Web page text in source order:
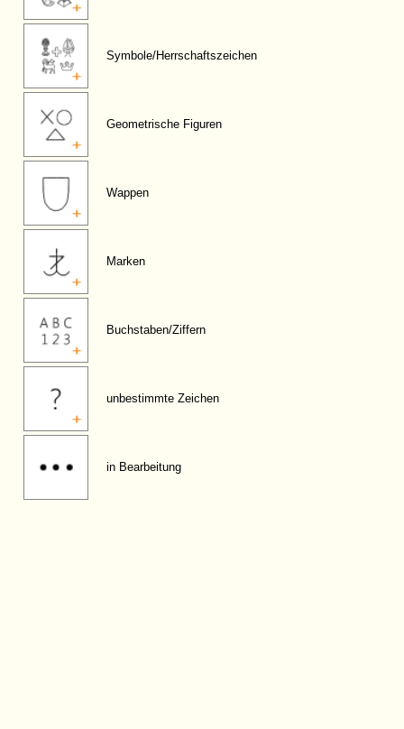
Symbole/Herrschaftszeichen
Geometrische Figuren
Wappen
Marken
Buchstaben/Ziffern
unbestimmte Zeichen
in Bearbeitung